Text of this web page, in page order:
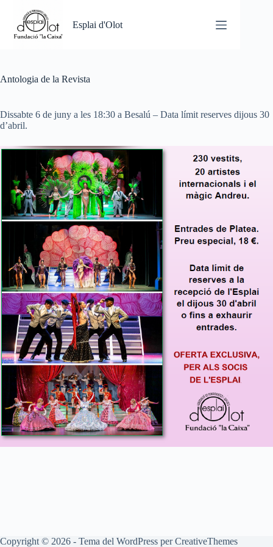
contingut
Esplai d'Olot
Antologia de la Revista
Dissabte 6 de juny a les 18:30 a Besalú – Data límit reserves dijous 30
d’abril.
Copyright © 2026 - Tema del WordPress perCreativeThemes